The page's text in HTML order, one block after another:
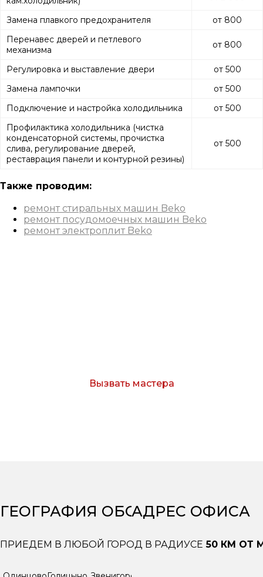
Замена плавкого предохранителя
от 800
Перенавес дверей и петлевого
механизма
от 800
Регулировка и выставление двери
от 500
Замена лампочки
от 500
Подключение и настройка холодильника
от 500
Профилактика холодильника (чистка
конденсаторной системы, прочистка
слива, регулирование дверей,
реставрация панели и контурной резины)
от 500
Также проводим:
ремонт стиральных машин Beko
ремонт посудомоечных машин Beko
ремонт электроплит Beko
Вызвать мастера
АДРЕС ОФИСА
ГЕОГРАФИЯ ОБСЛУЖИВАНИЯ
ПРИЕДЕМ В ЛЮБОЙ ГОРОД В РАДИУСЕ 50 КМ ОТ